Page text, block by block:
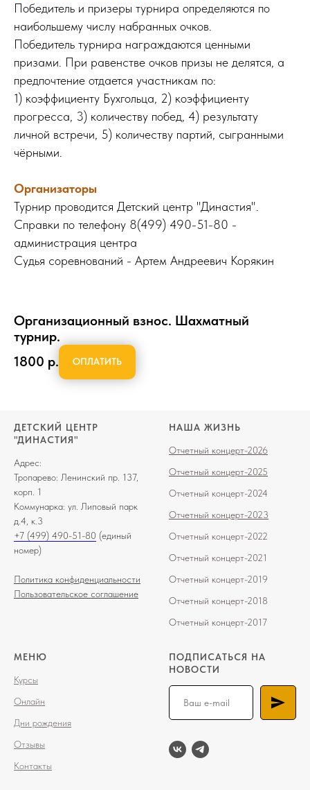
Победитель и призеры турнира определяются по
наибольшему числу набранных очков.
Победитель турнира награждаются ценными
призами. При равенстве очков призы не делятся, а
предпочтение отдается участникам по:
1) коэффициенту Бухгольца, 2) коэффициенту
прогресса, 3) количеству побед, 4) результату
личной встречи, 5) количеству партий, сыгранными
чёрными.
Организаторы
Турнир проводится Детский центр "Династия".
Справки по телефону 8(499) 490-51-80 -
администрация центра
Судья соревнований - Артем Андреевич Корякин
Организационный взнос. Шахматный
турнир.
1800 р. ОПЛАТИТЬ
ДЕТСКИЙ ЦЕНТР
"ДИНАСТИЯ"
Адрес:
Тропарево: Ленинский пр. 137,
корп. 1
Коммунарка: ул. Липовый парк
д.4, к.3
+7 (499) 490-51-80 (единый
номер)
Политика конфиденциальности
Пользовательское соглашение
НАША ЖИЗНЬ
Отчетный концерт-2026
Отчетный концерт-2025
Отчетный концерт-2024
Отчетный концерт-2023
Отчетный концерт-2022
Отчетный концерт-2021
Отчетный концерт-2019
Отчетный концерт-2018
Отчетный концерт-2017
МЕНЮ
Курсы
Онлайн
Дни рождения
Отзывы
Контакты
ПОДПИСАТЬСЯ НА
НОВОСТИ